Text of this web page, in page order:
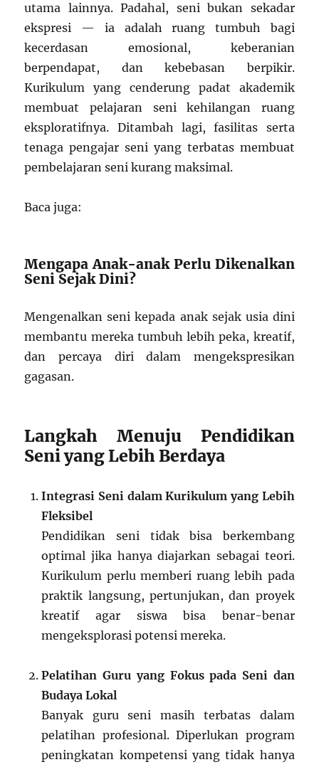
utama lainnya. Padahal, seni bukan sekadar
ekspresi — ia adalah ruang tumbuh bagi
kecerdasan emosional, keberanian
berpendapat, dan kebebasan berpikir.
Kurikulum yang cenderung padat akademik
membuat pelajaran seni kehilangan ruang
eksploratifnya. Ditambah lagi, fasilitas serta
tenaga pengajar seni yang terbatas membuat
pembelajaran seni kurang maksimal.
Baca juga:
Mengapa Anak-anak Perlu Dikenalkan
Seni Sejak Dini?
Mengenalkan seni kepada anak sejak usia dini
membantu mereka tumbuh lebih peka, kreatif,
dan percaya diri dalam mengekspresikan
gagasan.
Langkah Menuju Pendidikan
Seni yang Lebih Berdaya
Integrasi Seni dalam Kurikulum yang Lebih
Fleksibel
Pendidikan seni tidak bisa berkembang
optimal jika hanya diajarkan sebagai teori.
Kurikulum perlu memberi ruang lebih pada
praktik langsung, pertunjukan, dan proyek
kreatif agar siswa bisa benar-benar
mengeksplorasi potensi mereka.
Pelatihan Guru yang Fokus pada Seni dan
Budaya Lokal
Banyak guru seni masih terbatas dalam
pelatihan profesional. Diperlukan program
peningkatan kompetensi yang tidak hanya